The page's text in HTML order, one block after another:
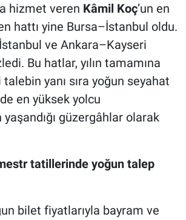
hizmet veren Kâmil Koç’un en
hattı yine Bursa–İstanbul oldu.
ve Ankara–Kayseri
Bu hatlar, yılın tamamına
talebin yanı sıra yoğun seyahat
en yüksek yolcu
güzergâhlar olarak
tatillerinde yoğun talep
bilet fiyatlarıyla bayram ve